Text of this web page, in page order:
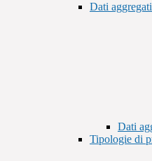
Dati
Dati
Tipologie di